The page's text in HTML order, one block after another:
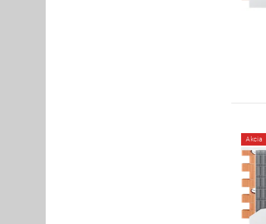
Akcia